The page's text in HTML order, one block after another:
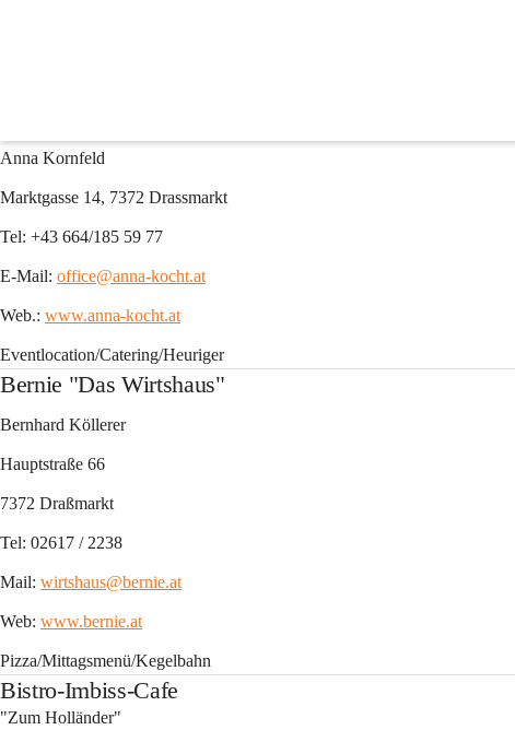
Anna Kornfeld
Marktgasse 14, 7372 Drassmarkt
Tel: +43 664/185 59 77
E-Mail: office@anna-kocht.at
Web.: www.anna-kocht.at
Eventlocation/Catering/Heuriger
Bernie "Das Wirtshaus"
Bernhard Köllerer
Hauptstraße 66
7372 Draßmarkt
Tel: 02617 / 2238
Mail: wirtshaus@bernie.at
Web: www.bernie.at
Pizza/Mittagsmenü/Kegelbahn
Bistro-Imbiss-Cafe
"Zum Holländer"